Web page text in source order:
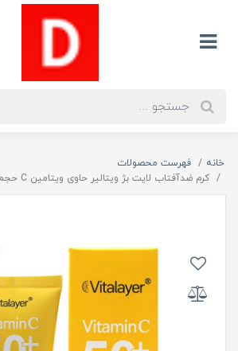
خانه
فهرست محصولات
کرم ضدآفتاب لایت بژ ویتالیر حاوی ویتامین C حجم 40 میلی لیتر